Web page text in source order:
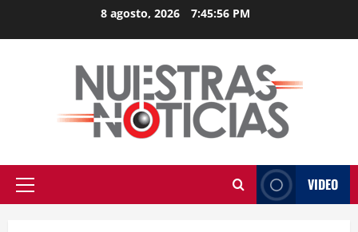
8 agosto, 2026 7:45:57 PM
Primary
VIDEO